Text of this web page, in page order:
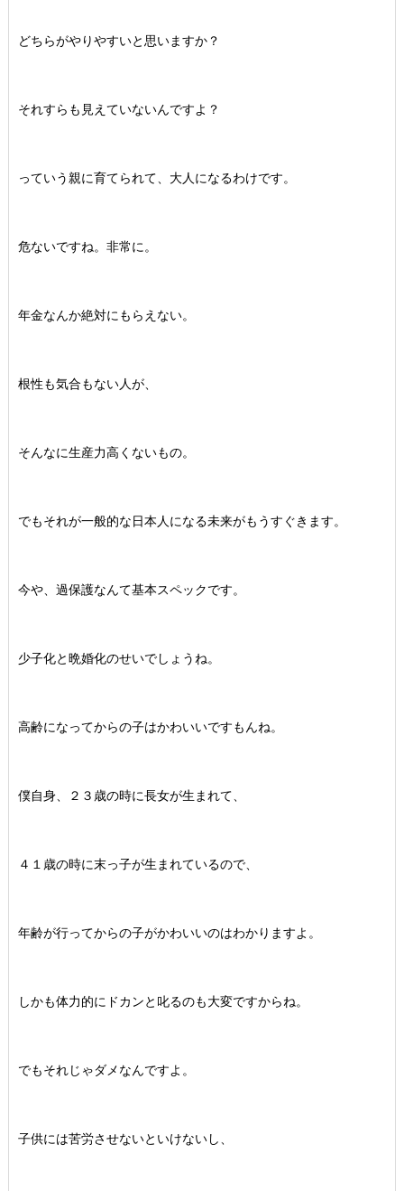
どちらがやりやすいと思いますか？
それすらも見えていないんですよ？
っていう親に育てられて、大人になるわけです。
危ないですね。非常に。
年金なんか絶対にもらえない。
根性も気合もない人が、
そんなに生産力高くないもの。
でもそれが一般的な日本人になる未来がもうすぐきます。
今や、過保護なんて基本スペックです。
少子化と晩婚化のせいでしょうね。
高齢になってからの子はかわいいですもんね。
僕自身、２３歳の時に長女が生まれて、
４１歳の時に末っ子が生まれているので、
年齢が行ってからの子がかわいいのはわかりますよ。
しかも体力的にドカンと叱るのも大変ですからね。
でもそれじゃダメなんですよ。
子供には苦労させないといけないし、